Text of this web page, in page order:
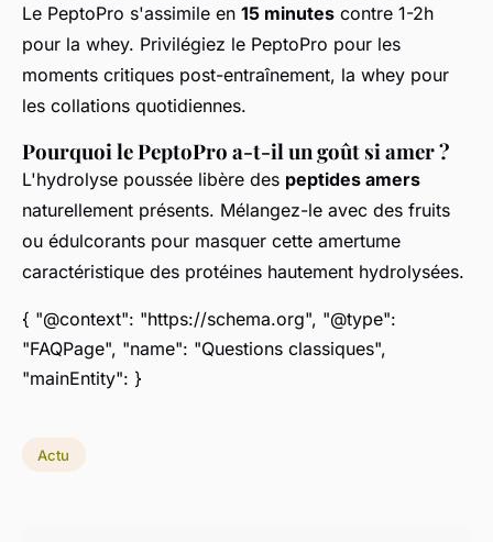
Le PeptoPro s'assimile en 15 minutes contre 1-2h
pour la whey. Privilégiez le PeptoPro pour les
moments critiques post-entraînement, la whey pour
les collations quotidiennes.
Pourquoi le PeptoPro a-t-il un goût si amer ?
L'hydrolyse poussée libère des peptides amers
naturellement présents. Mélangez-le avec des fruits
ou édulcorants pour masquer cette amertume
caractéristique des protéines hautement hydrolysées.
{ "@context": "https://schema.org", "@type":
"FAQPage", "name": "Questions classiques",
"mainEntity": }
Actu